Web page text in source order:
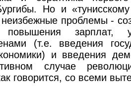
Но и
проблемы -
зарплат,
(т.е. введения
и введения
случае
говорится, со всеми